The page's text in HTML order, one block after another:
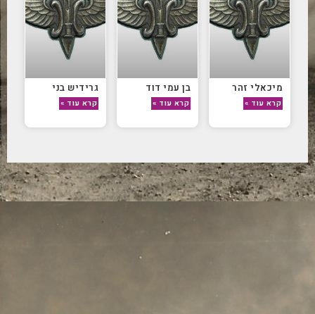
מיכאלי זהר
קרא עוד »
בן עמי דוד
קרא עוד »
גרידיש בני
קרא עוד »